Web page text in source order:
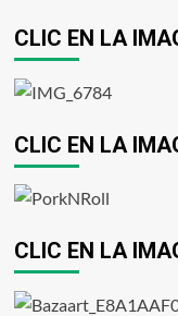
CLIC EN LA
CLIC EN LA
CLIC EN LA